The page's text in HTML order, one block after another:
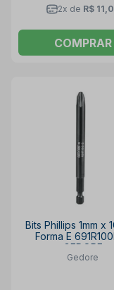
2x de R$
COMPRAR
Bits Phillips 1mm x
Forma E
GEDORE
Gedore